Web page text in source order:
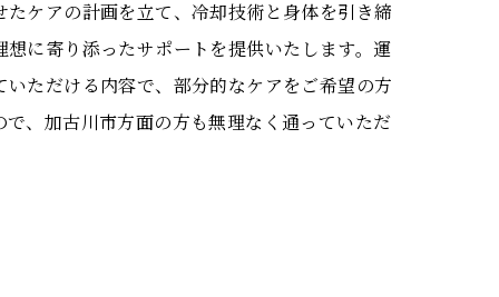
ケアの計画を立て、冷却技術と身体を引き締
に寄り添ったサポートを提供いたします。運
ただける内容で、部分的なケアをご希望の方
、加古川市方面の方も無理なく通っていただ